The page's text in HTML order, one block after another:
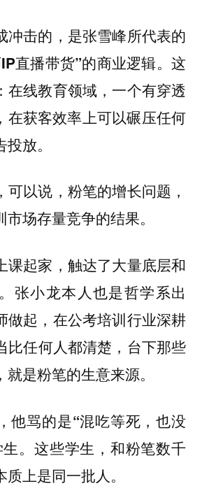
冲击的，是张雪峰所代表的
直播带货”的商业逻辑。这
在线教育领域，一个有穿透
在获客效率上可以碾压任何
放。
可以说，粉笔的增长问题，
场存量竞争的结果。
课起家，触达了大量底层和
张小龙本人也是哲学系出
做起，在公考培训行业深耕
比任何人都清楚，台下那些
是粉笔的生意来源。
他骂的是“混吃等死，也没
。这些学生，和粉笔数千
上是同一批人。